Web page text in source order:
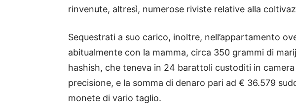
rinvenute, altresì, numerose riviste relative alla
Sequestrati a suo carico, inoltre, nell’appartamento
abitualmente con la mamma, circa 350 grammi di
hashish, che teneva in 24 barattoli custoditi in
precisione, e la somma di denaro pari ad € 36.579
monete di vario taglio.